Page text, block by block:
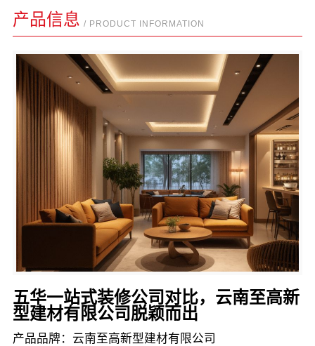
产品信息 / PRODUCT INFORMATION
五华一站式装修公司对比，云南至高新
型建材有限公司脱颖而出
产品品牌：云南至高新型建材有限公司